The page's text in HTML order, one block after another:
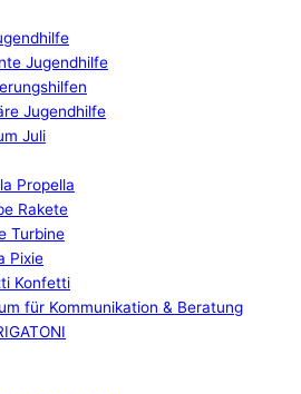
Jugendhilfe
Jugendhilfe
Juli
Propella
Rakete
Turbine
Pixie
Konfetti
für Kommunikation & Beratung